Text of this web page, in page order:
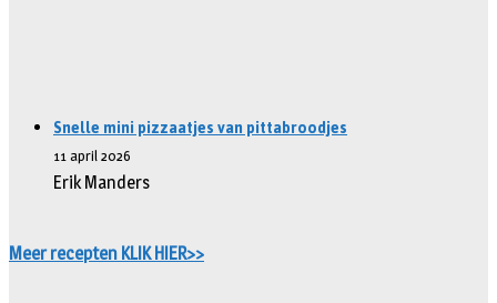
Snelle mini pizzaatjes van pittabroodjes
11 april 2026
Erik Manders
Meer recepten KLIK HIER>>